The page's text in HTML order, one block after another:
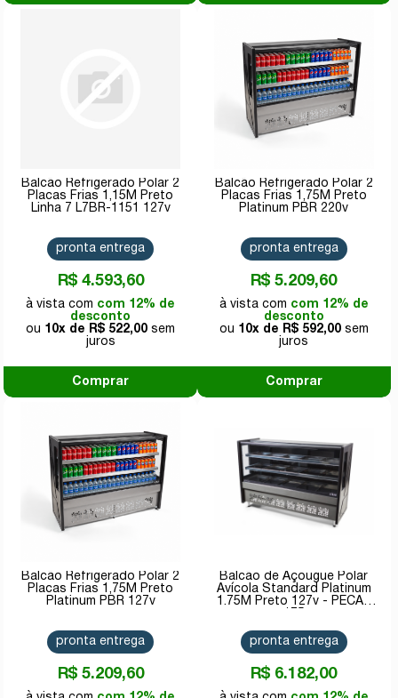
Balcão Refrigerado Polar 2
Placas Frias 1,15M Preto
Linha 7 L7BR-1151 127v
R$ 4.593,60
com 12% de
desconto
10x de
R$ 522,00
pronta entrega
Comprar
Balcão Refrigerado Polar 2
Placas Frias 1,75M Preto
Platinum PBR 220v
R$ 5.209,60
com 12% de
desconto
10x de
R$ 592,00
pronta entrega
Comprar
Balcão Refrigerado Polar 2
Placas Frias 1,75M Preto
Platinum PBR 127v
R$ 5.209,60
pronta entrega
Balcão de Açougue Polar
Avícola Standard Platinum
1.75M Preto 127v - PECAV
R$ 6.182,00
pronta entrega